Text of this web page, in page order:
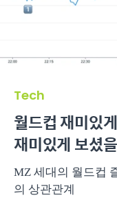
Tech
월드컵 재미있
재미있게 보셨
MZ 세대의 월드컵
의 상관관계